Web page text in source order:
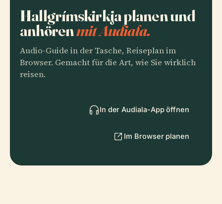
Hallgrímskirkja planen und
anhörenmit Audiala.
Audio-Guide in der Tasche, Reiseplan im
Browser. Gemacht für die Art, wie Sie wirklich
reisen.
In der Audiala-App öffnen
Im Browser planen